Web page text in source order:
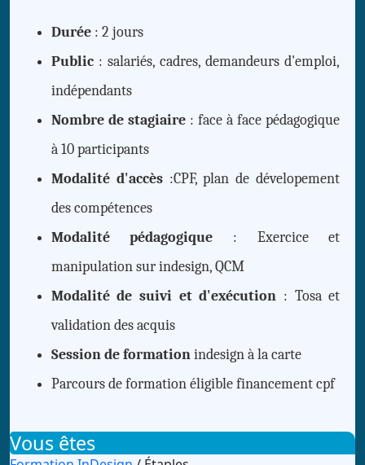
Durée: 2 jours
Public: salariés, cadres, demandeurs d'emploi,
indépendants
Nombre de stagiaire: face à face pédagogique
à 10 participants
Modalité d'accès :CPF, plan de dévelopement
des compétences
Modalité pédagogique : Exercice et
manipulation sur indesign, QCM
Modalité de suivi et d'exécution : Tosa et
validation des acquis
Session de formationindesign à la carte
Parcours de formation éligible financement cpf
Vous êtes